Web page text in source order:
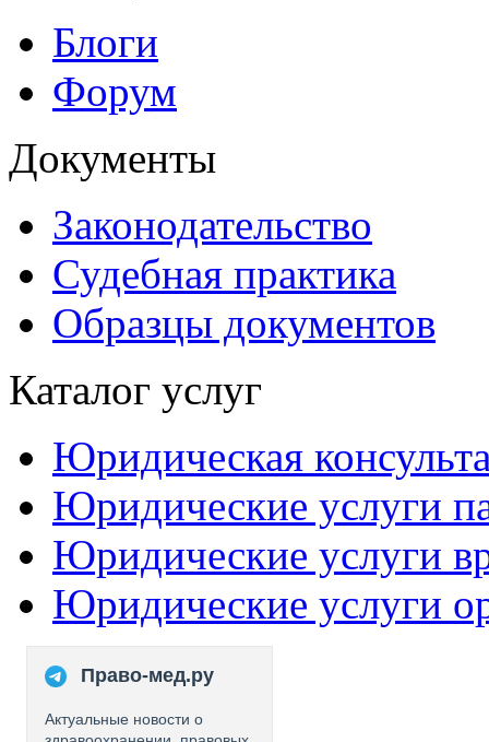
Блоги
Форум
Документы
Законодательство
Судебная практика
Образцы документов
Каталог услуг
Юридическая
Юридические услуги
Юридические услуги
Юридические услуги
Право-мед.ру
Актуальные новости о